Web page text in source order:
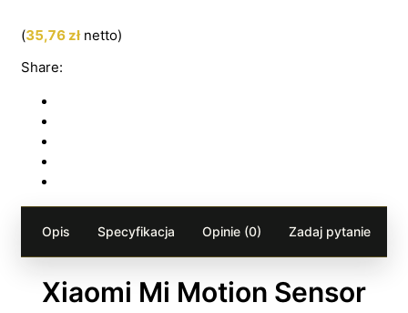
(35,76złnetto)
Share:
Opis Specyfikacja Opinie (0) Zadaj pytanie
Xiaomi Mi Motion Sensor